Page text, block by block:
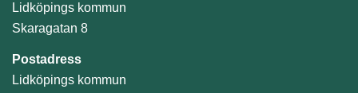
Lidköpings kommun
Skaragatan 8
Postadress
Lidköpings kommun